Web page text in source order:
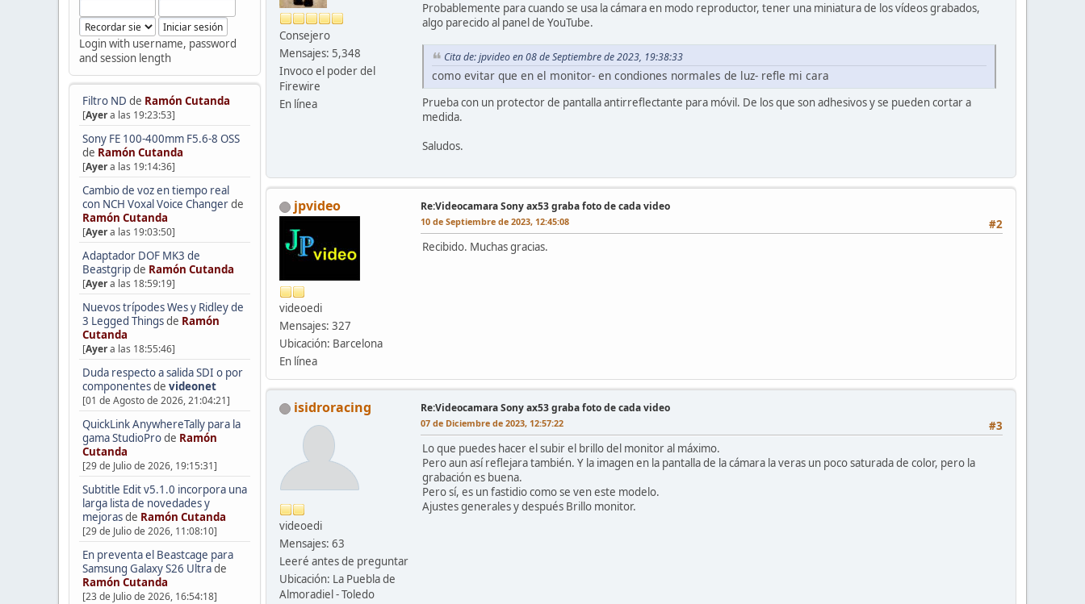
Login with username, password
and session length
Filtro ND de Ramón Cutanda
[Ayera las 19:23:53]
Sony FE 100-400mm F5.6-8 OSS
de Ramón Cutanda
[Ayera las 19:14:36]
Cambio de voz en tiempo real
con NCH Voxal Voice Changerde
Ramón Cutanda
[Ayera las 19:03:50]
Adaptador DOF MK3 de
Beastgripde Ramón Cutanda
[Ayera las 18:59:19]
Nuevos trípodes Wes y Ridley de
3 Legged Thingsde Ramón
Cutanda
[Ayera las 18:55:46]
Duda respecto a salida SDI o por
componentesde videonet
[01 de Agosto de 2026, 21:04:21]
QuickLink AnywhereTally para la
gama StudioProde Ramón
Cutanda
[29 de Julio de 2026, 19:15:31]
Subtitle Edit v5.1.0 incorpora una
larga lista de novedades y
mejorasde Ramón Cutanda
[29 de Julio de 2026, 11:08:10]
En preventa el Beastcage para
Samsung Galaxy S26 Ultrade
Ramón Cutanda
[23 de Julio de 2026, 16:54:18]
Consejero
Mensajes: 5,348
Invoco el poder del
Firewire
En línea
Probablemente para cuando se usa la cámara en modo reproductor, tener una miniatura de los vídeos grabados,
algo parecido al panel de YouTube.
Cita de: jpvideo en 08 de Septiembre de 2023, 19:38:33
como evitar que en el monitor- en condiones normales de luz- refle mi cara
Prueba con un protector de pantalla antirreflectante para móvil. De los que son adhesivos y se pueden cortar a
medida.
Saludos.
jpvideo
videoedi
Mensajes: 327
Ubicación: Barcelona
En línea
Re:Videocamara Sony ax53 graba foto de cada video
#2
10 de Septiembre de 2023, 12:45:08
Recibido. Muchas gracias.
isidroracing
videoedi
Mensajes: 63
Leeré antes de preguntar
Ubicación: La Puebla de
Almoradiel - Toledo
Re:Videocamara Sony ax53 graba foto de cada video
#3
07 de Diciembre de 2023, 12:57:22
Lo que puedes hacer el subir el brillo del monitor al máximo.
Pero aun así reflejara también. Y la imagen en la pantalla de la cámara la veras un poco saturada de color, pero la
grabación es buena.
Pero sí, es un fastidio como se ven este modelo.
Ajustes generales y después Brillo monitor.